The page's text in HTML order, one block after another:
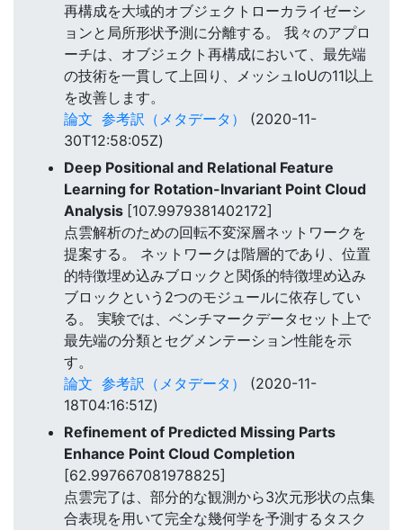
再構成を大域的オブジェクトローカライゼーシ
ョンと局所形状予測に分離する。 我々のアプロ
ーチは、オブジェクト再構成において、最先端
の技術を一貫して上回り、メッシュIoUの11以上
を改善します。
論文 参考訳（メタデータ）
(2020-11-
30T12:58:05Z)
Deep Positional and Relational Feature
Learning for Rotation-Invariant Point Cloud
Analysis [107.9979381402172]
点雲解析のための回転不変深層ネットワークを
提案する。 ネットワークは階層的であり、位置
的特徴埋め込みブロックと関係的特徴埋め込み
ブロックという2つのモジュールに依存してい
る。 実験では、ベンチマークデータセット上で
最先端の分類とセグメンテーション性能を示
す。
論文 参考訳（メタデータ）
(2020-11-
18T04:16:51Z)
Refinement of Predicted Missing Parts
Enhance Point Cloud Completion
[62.997667081978825]
点雲完了は、部分的な観測から3次元形状の点集
合表現を用いて完全な幾何学を予測するタスク